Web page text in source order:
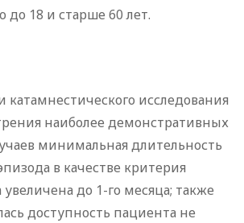
до 18 и старше 60 лет.
исследования
наиболее демонстративных
минимальная длительность
в качестве критерия
до 1-го месяца; также
доступность пациента не